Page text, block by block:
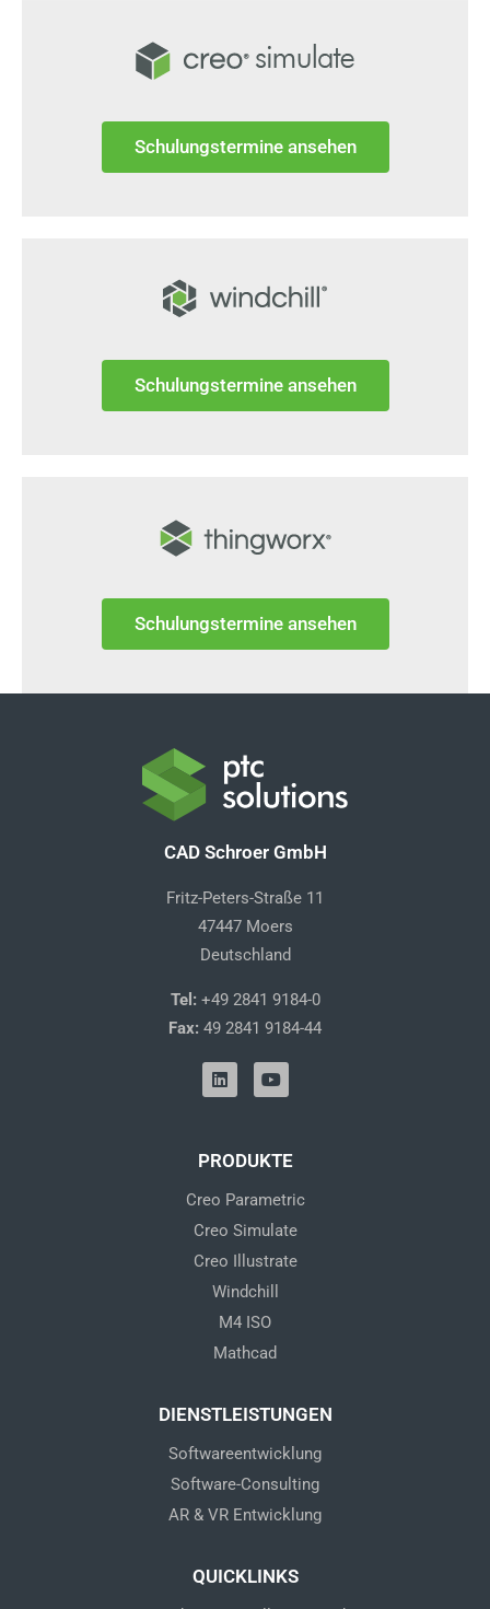
Schulungstermine ansehen
Schulungstermine ansehen
Schulungstermine ansehen
CAD Schroer GmbH
Fritz-Peters-Straße 11
47447 Moers
Deutschland
Tel: +49 2841 9184-0
Fax: 49 2841 9184-44
L
i
d
n
Y
o
b
PRODUKTE
Creo Parametric
Creo Simulate
Creo Illustrate
Windchill
M4 ISO
Mathcad
DIENSTLEISTUNGEN
Softwareentwicklung
Software-Consulting
AR & VR Entwicklung
QUICKLINKS